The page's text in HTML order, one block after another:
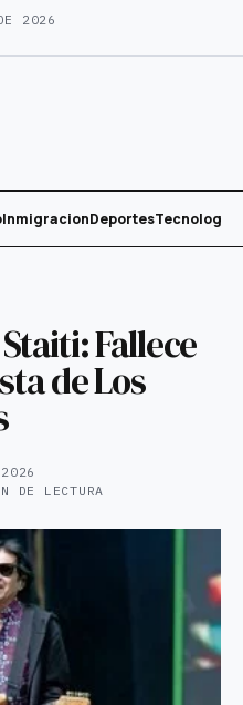
2026
InmigracionDeportesTecnología
Fallece
de Los
DE LECTURA